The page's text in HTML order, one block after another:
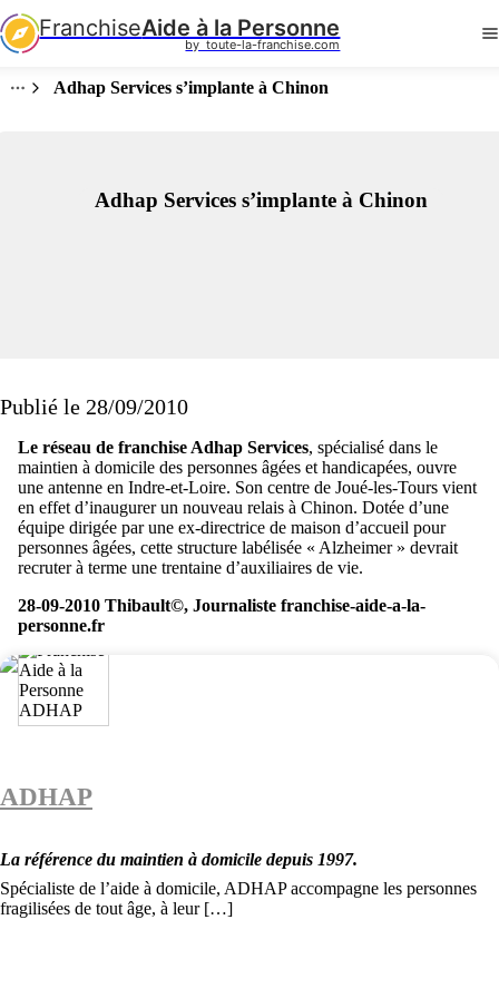
FranchiseAide à la Personne
by  toute-la-franchise.com
Adhap Services s’implante à Chinon
Adhap Services s’implante à Chinon
Publié le 28/09/2010
Le réseau de franchise Adhap Services, spécialisé dans le
maintien à domicile des personnes âgées et handicapées, ouvre
une antenne en Indre-et-Loire. Son centre de Joué-les-Tours vient
en effet d’inaugurer un nouveau relais à Chinon. Dotée d’une
équipe dirigée par une ex-directrice de maison d’accueil pour
personnes âgées, cette structure labélisée « Alzheimer » devrait
recruter à terme une trentaine d’auxiliaires de vie.
28-09-2010 Thibault©, Journaliste franchise-aide-a-la-
personne.fr
ADHAP
La référence du maintien à domicile depuis 1997.
Spécialiste de l’aide à domicile, ADHAP accompagne les personnes
fragilisées de tout âge, à leur […]